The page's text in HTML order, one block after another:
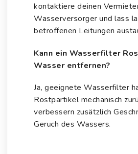
kontaktiere deinen
Wasserversorger und lass
betroffenen Leitungen
Kann ein Wasserfilter
Wasser entfernen?
Ja, geeignete Wasserfilter
Rostpartikel mechanisch
verbessern zusätzlich
Geruch des Wassers.